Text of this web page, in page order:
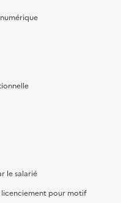
le salarié
pour motif